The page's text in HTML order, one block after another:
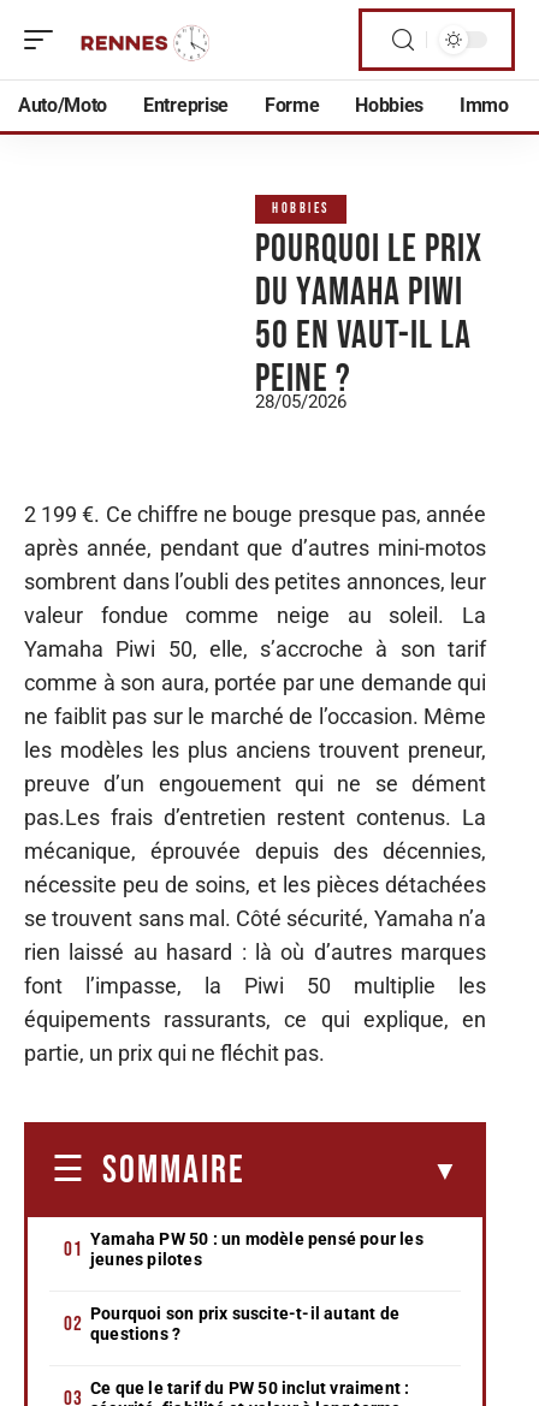
Auto/Moto Entreprise Forme Hobbies Immo
HOBBIES
Pourquoi le prix
du Yamaha Piwi
50 en vaut-il la
peine ?
28/05/2026
2 199 €. Ce chiffre ne bouge presque pas, année
après année, pendant que d’autres mini-motos
sombrent dans l’oubli des petites annonces, leur
valeur fondue comme neige au soleil. La
Yamaha Piwi 50, elle, s’accroche à son tarif
comme à son aura, portée par une demande qui
ne faiblit pas sur le marché de l’occasion. Même
les modèles les plus anciens trouvent preneur,
preuve d’un engouement qui ne se dément
pas.Les frais d’entretien restent contenus. La
mécanique, éprouvée depuis des décennies,
nécessite peu de soins, et les pièces détachées
se trouvent sans mal. Côté sécurité, Yamaha n’a
rien laissé au hasard : là où d’autres marques
font l’impasse, la Piwi 50 multiplie les
équipements rassurants, ce qui explique, en
partie, un prix qui ne fléchit pas.
SOMMAIRE
Yamaha PW 50 : un modèle pensé pour les
jeunes pilotes
Pourquoi son prix suscite-t-il autant de
questions ?
Ce que le tarif du PW 50 inclut vraiment :